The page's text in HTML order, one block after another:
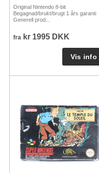
Original Nintendo 8-bit
Begagnad/brukt/brugt 1 års garanti
Generell prod...
fra kr 1995 DKK